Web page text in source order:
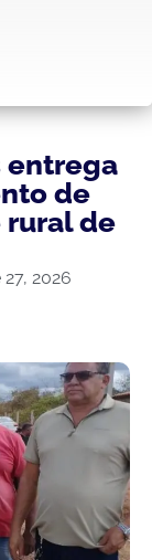
entrega
de
rural de
2026